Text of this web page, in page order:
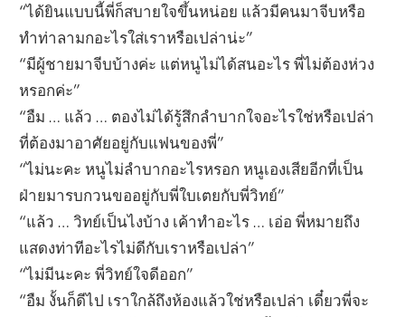
“ได้ยินแบบนี้พี่ก็สบายใจขึ้นหน่อย แล้วมีคนมาจีบหรือ
ทำท่าลามกอะไรใส่เราหรือเปล่าน่ะ”
“มีผู้ชายมาจีบบ้างค่ะ แต่หนูไม่ได้สนอะไร พี่ไม่ต้องห่วง
หรอกค่ะ”
“อืม … แล้ว … ตองไม่ได้รู้สึกลำบากใจอะไรใช่หรือเปล่า
ที่ต้องมาอาศัยอยู่กับแฟนของพี่”
“ไม่นะคะ หนูไม่ลำบากอะไรหรอก หนูเองเสียอีกที่เป็น
ฝ่ายมารบกวนขออยู่กับพี่ใบเตยกับพี่วิทย์”
“แล้ว … วิทย์เป็นไงบ้าง เค้าทำอะไร … เอ่อ พี่หมายถึง
แสดงท่าทีอะไรไม่ดีกับเราหรือเปล่า”
“ไม่มีนะคะ พี่วิทย์ใจดีออก”
“อืม งั้นก็ดีไป เราใกล้ถึงห้องแล้วใช่หรือเปล่า เดี๋ยวพี่จะ